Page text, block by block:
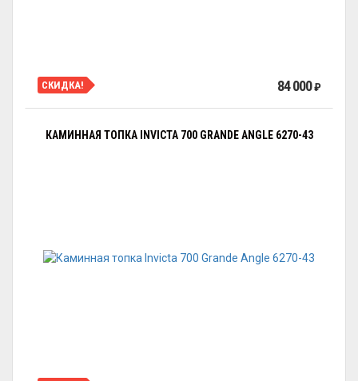
СКИДКА! 84 000₽
КАМИННАЯ ТОПКА INVICTA 700 GRANDE ANGLE 6270-43